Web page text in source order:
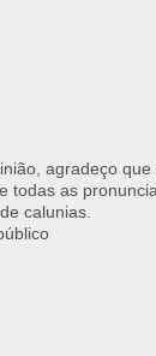
agradeço que
todas as
calunias.